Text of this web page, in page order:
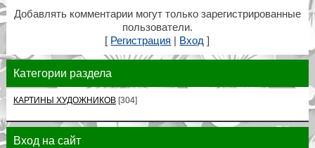
Добавлять комментарии могут только зарегистрированные
пользователи.
[ Регистрация Вход ]
Категории раздела
КАРТИНЫ ХУДОЖНИКОВ [304]
Вход на сайт